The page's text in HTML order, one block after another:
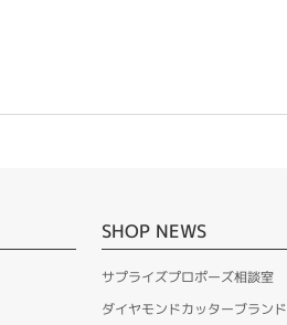
SHOP NEWS
サプライズプロポーズ相談室
ダイヤモンドカッターブランド